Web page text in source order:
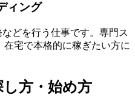
ィング
どを行う仕事です。専門ス
宅で本格的に稼ぎたい方に
方・始め方